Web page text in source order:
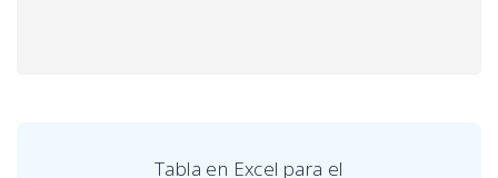
Tabla en Excel para el